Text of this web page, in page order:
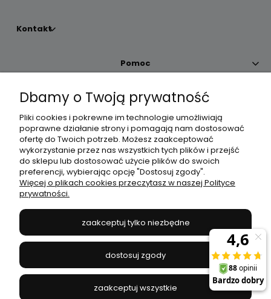
Kontakt
Pomoc
Moje konto
Płatności i dostawa
Informacje
JANEX
669-050-03-43
504 545 749//E-mail:sklep@janexmarket.pl
Dbamy o Twoją prywatność
Pliki cookies i pokrewne im technologie umożliwiają
poprawne działanie strony i pomagają nam dostosować
ofertę do Twoich potrzeb. Możesz zaakceptować
wykorzystanie przez nas wszystkich tych plików i przejść
do sklepu lub dostosować użycie plików do swoich
preferencji, wybierając opcję "Dostosuj zgody".
Więcej o plikach cookies przeczytasz w naszej Polityce
prywatności.
zaakceptuj tylko niezbędne
dostosuj zgody
zaakceptuj wszystkie